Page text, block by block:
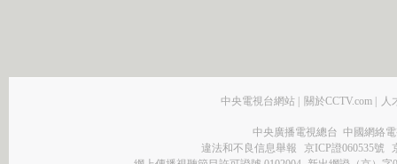
中央電視台網站 關於CCTV.com 人
中央廣播電視總台 中國網絡
違法和不良信息舉報
京ICP證060535號